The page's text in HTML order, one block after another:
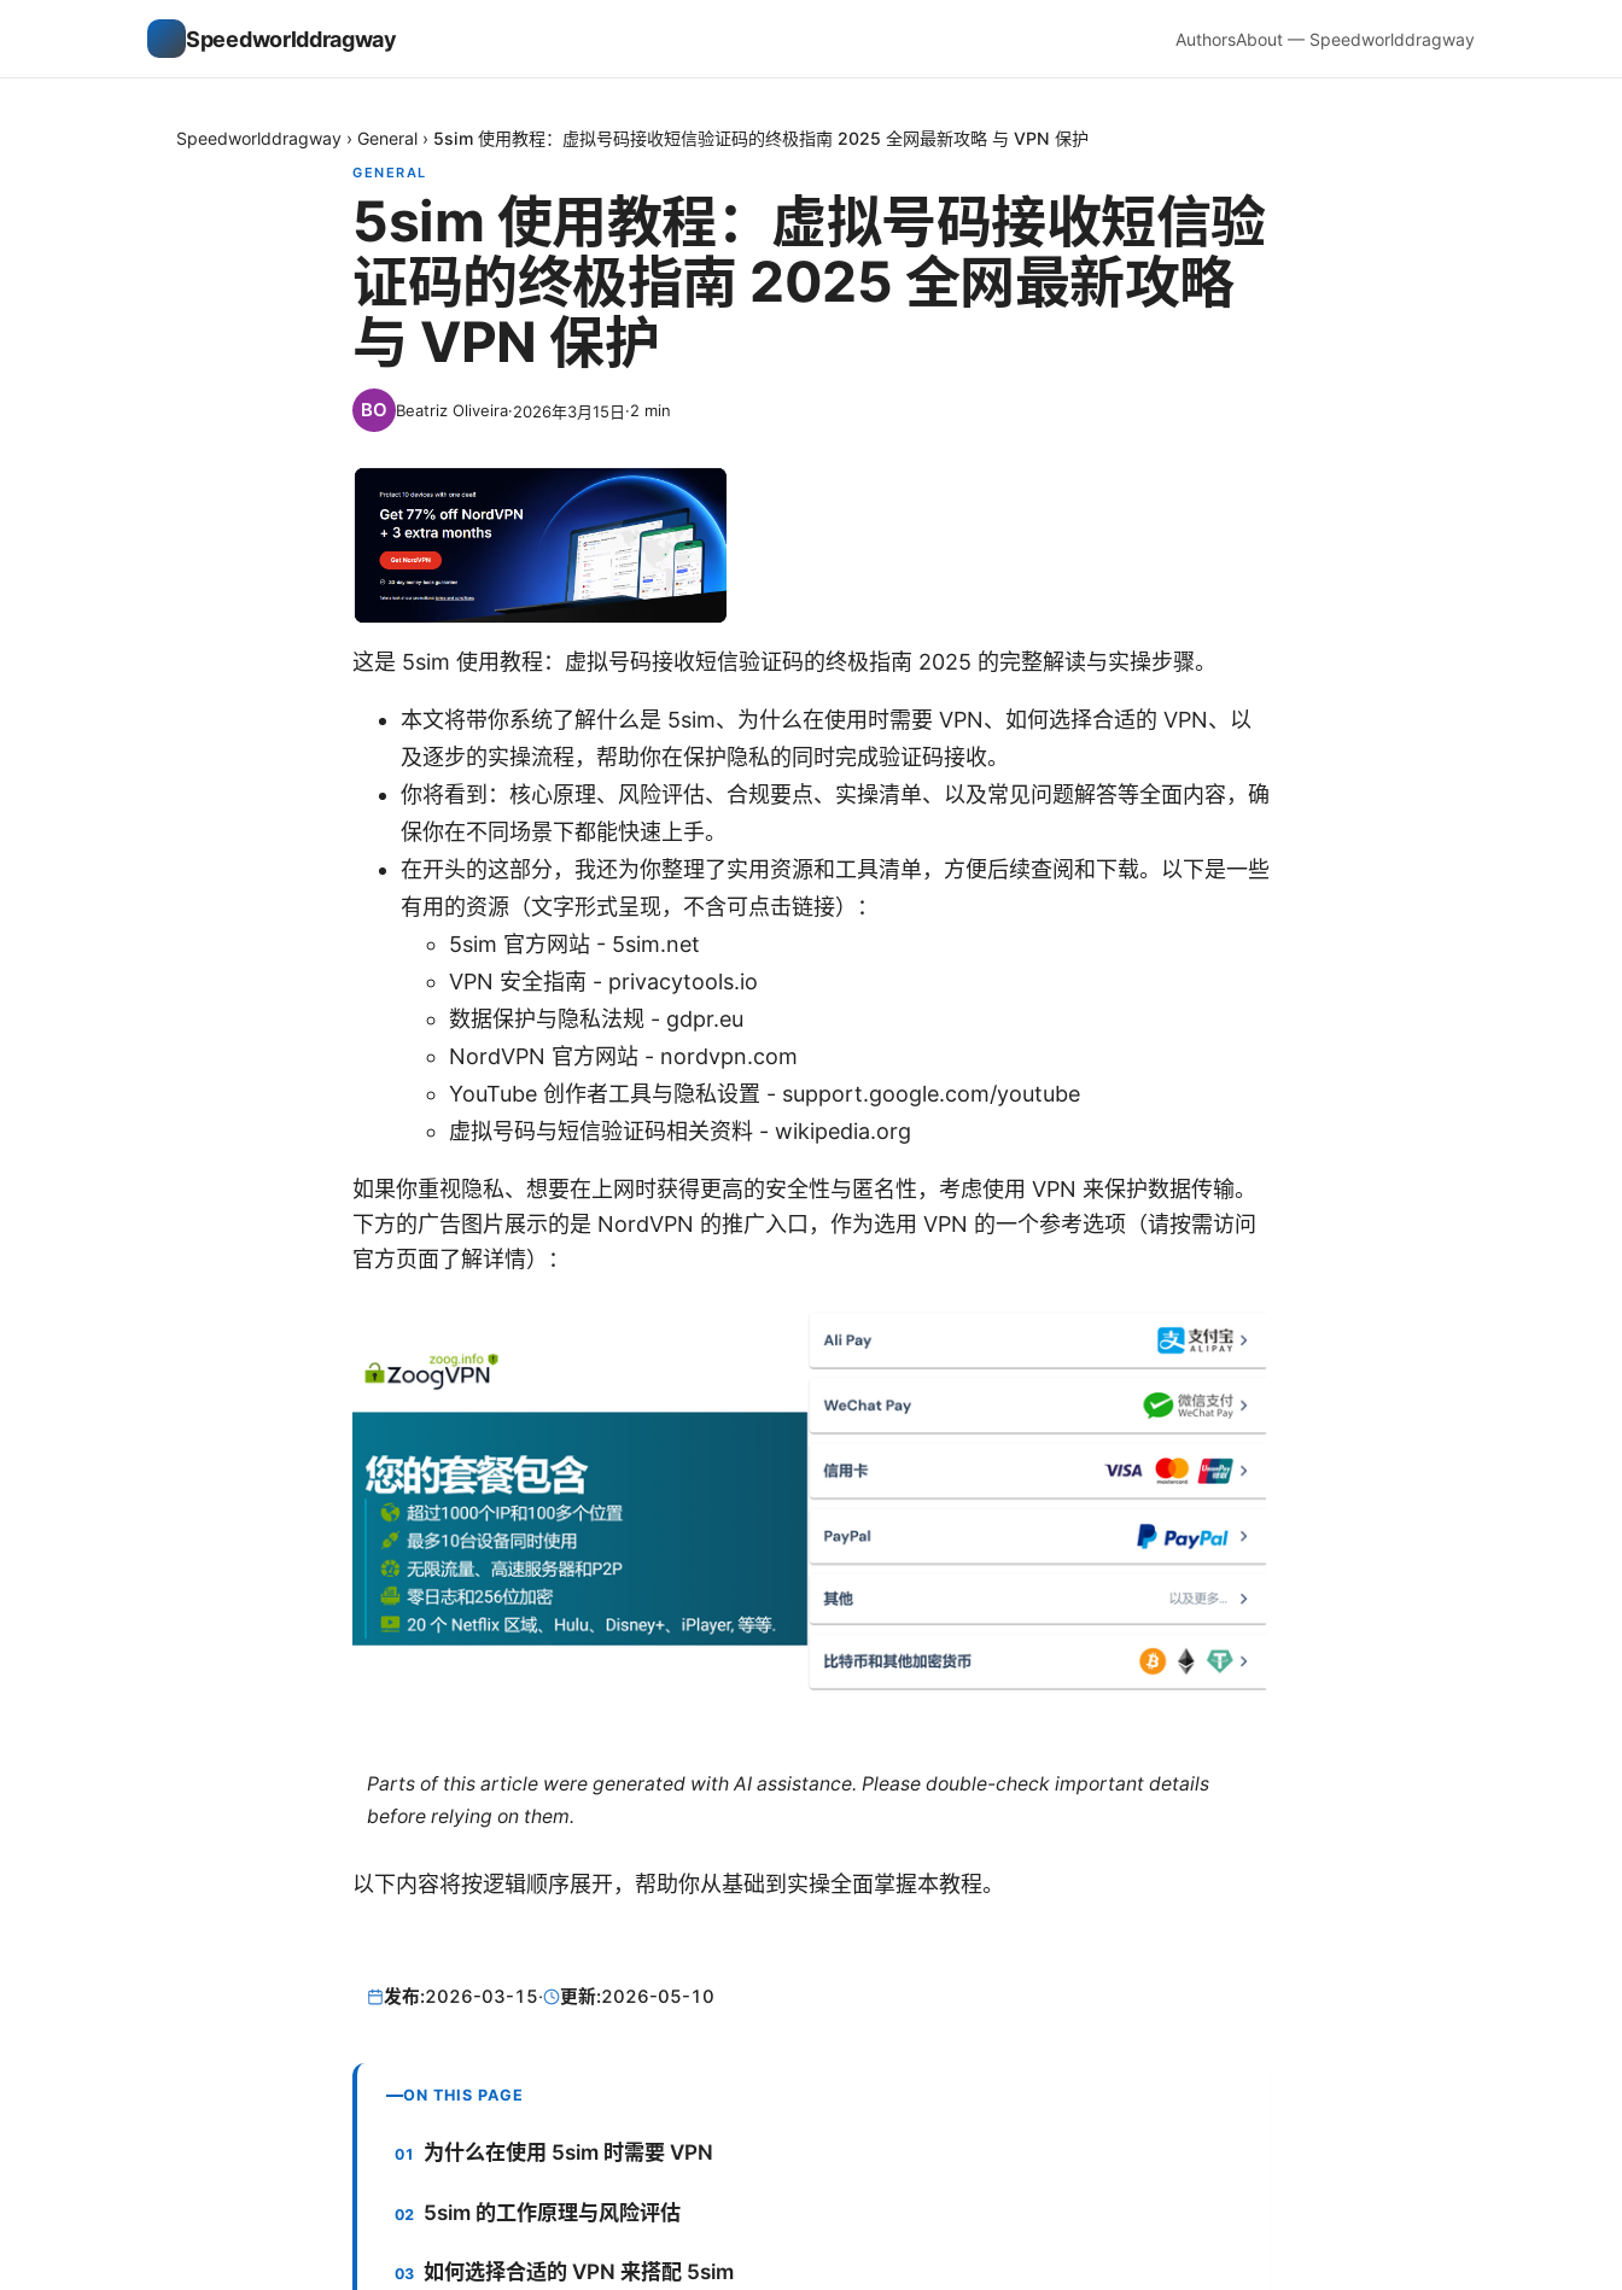
Speedworlddragway AuthorsAbout — Speedworlddragway
Speedworlddragway › General › 5sim 使用教程：虚拟号码接收短信验证码的终极指南 2025 全网最新攻略 与 VPN 保护
GENERAL
5sim 使用教程：虚拟号码接收短信验
证码的终极指南 2025 全网最新攻略
与 VPN 保护
Beatriz Oliveira·2026年3月15日·2 min
这是 5sim 使用教程：虚拟号码接收短信验证码的终极指南 2025 的完整解读与实操步骤。
本文将带你系统了解什么是 5sim、为什么在使用时需要 VPN、如何选择合适的 VPN、以
及逐步的实操流程，帮助你在保护隐私的同时完成验证码接收。
你将看到：核心原理、风险评估、合规要点、实操清单、以及常见问题解答等全面内容，确
保你在不同场景下都能快速上手。
在开头的这部分，我还为你整理了实用资源和工具清单，方便后续查阅和下载。以下是一些
有用的资源（文字形式呈现，不含可点击链接）：
5sim 官方网站 - 5sim.net
VPN 安全指南 - privacytools.io
数据保护与隐私法规 - gdpr.eu
NordVPN 官方网站 - nordvpn.com
YouTube 创作者工具与隐私设置 - support.google.com/youtube
虚拟号码与短信验证码相关资料 - wikipedia.org
如果你重视隐私、想要在上网时获得更高的安全性与匿名性，考虑使用 VPN 来保护数据传输。
下方的广告图片展示的是 NordVPN 的推广入口，作为选用 VPN 的一个参考选项（请按需访问
官方页面了解详情）：
Parts of this article were generated with AI assistance. Please double-check important details
before relying on them.
以下内容将按逻辑顺序展开，帮助你从基础到实操全面掌握本教程。
发布:2026-03-15· 更新:2026-05-10
ON THIS PAGE
为什么在使用 5sim 时需要 VPN
5sim 的工作原理与风险评估
如何选择合适的 VPN 来搭配 5sim